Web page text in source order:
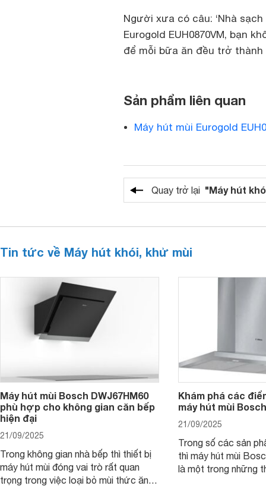
Người xưa có câu: ‘Nhà
Eurogold EUH0870VM, bạn
để mỗi bữa ăn đều trở
Sản phẩm liên quan
Máy hút mùi Eurogold
Quay trở lại "Máy hút
Tin tức về Máy hút khói, khử mùi
Máy hút mùi Bosch DWJ67HM60
phù hợp cho không gian căn bếp
hiện đại
21/09/2025
Trong không gian nhà bếp thì thiết bị
máy hút mùi đóng vai trò rất quan
trọng trong việc loại bỏ mùi thức ăn,
Khám phá các
máy hút mùi
21/09/2025
Trong số các sản
thì máy hút mùi
là một trong những